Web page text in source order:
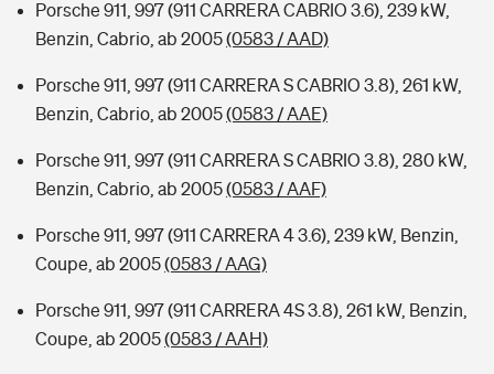
Porsche 911, 997 (911 CARRERA CABRIO 3.6), 239 kW,
Benzin, Cabrio, ab 2005(0583 / AAD)
Porsche 911, 997 (911 CARRERA S CABRIO 3.8), 261 kW,
Benzin, Cabrio, ab 2005(0583 / AAE)
Porsche 911, 997 (911 CARRERA S CABRIO 3.8), 280 kW,
Benzin, Cabrio, ab 2005(0583 / AAF)
Porsche 911, 997 (911 CARRERA 4 3.6), 239 kW, Benzin,
Coupe, ab 2005(0583 / AAG)
Porsche 911, 997 (911 CARRERA 4S 3.8), 261 kW, Benzin,
Coupe, ab 2005(0583 / AAH)